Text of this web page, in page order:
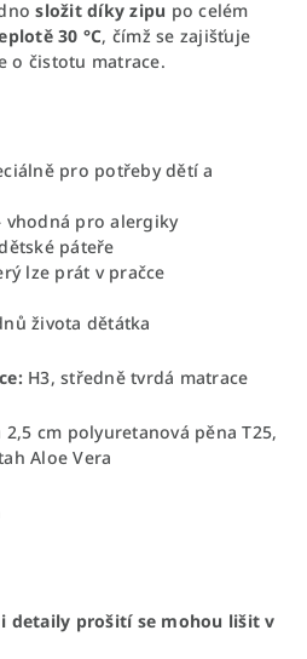
složit díky zipu po celém
30 °C, čímž se zajišťuje
o čistotu matrace.
pro potřeby dětí a
vhodná pro alergiky
páteře
lze prát v pračce
života dětátka
H3, středně tvrdá matrace
2,5 cm polyuretanová pěna T25,
Aloe Vera
detaily prošití se mohou lišit v